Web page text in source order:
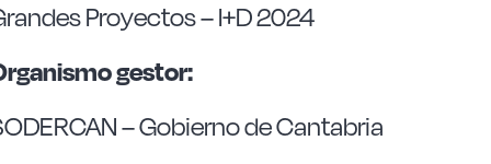
Proyectos – I+D 2024
gestor:
– Gobierno de Cantabria